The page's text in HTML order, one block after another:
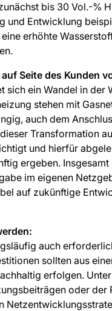
bis 30 Vol.-%
und Entwicklung
erhöhte
Seite des Kunden
sich ein Wandel in
stehen mit
auch dem
Transformation
und hierfür
ergeben.
im eigenen
auf zukünftige
auch
sollten aus
erfolgen.
oder der